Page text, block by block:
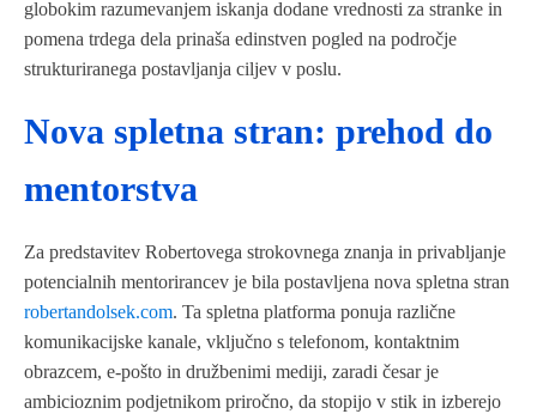
globokim razumevanjem iskanja dodane vrednosti za stranke in
pomena trdega dela prinaša edinstven pogled na področje
strukturiranega postavljanja ciljev v poslu.
Nova spletna stran: prehod do
mentorstva
Za predstavitev Robertovega strokovnega znanja in privabljanje
potencialnih mentorirancev je bila postavljena nova spletna stran
robertandolsek.com. Ta spletna platforma ponuja različne
komunikacijske kanale, vključno s telefonom, kontaktnim
obrazcem, e-pošto in družbenimi mediji, zaradi česar je
ambicioznim podjetnikom priročno, da stopijo v stik in izberejo